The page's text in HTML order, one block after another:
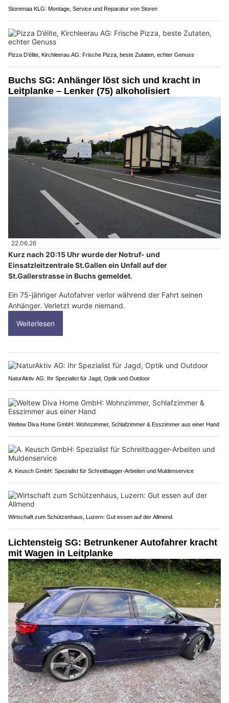
Storemaa KLG: Montage, Service und Reparatur von Storen
Pizza D’élite, Kirchleerau AG: Frische Pizza, beste Zutaten, echter Genuss
Buchs SG: Anhänger löst sich und kracht in
Leitplanke – Lenker (75) alkoholisiert
22.06.26
Kurz nach 20:15 Uhr wurde der Notruf- und
Einsatzleitzentrale St.Gallen ein Unfall auf der
St.Gallerstrasse in Buchs gemeldet.
Ein 75-jähriger Autofahrer verlor während der Fahrt seinen
Anhänger. Verletzt wurde niemand.
Weiterlesen
NaturAktiv AG: Ihr Spezialist für Jagd, Optik und Outdoor
Weltew Diva Home GmbH: Wohnzimmer, Schlafzimmer & Esszimmer aus einer Hand
A. Keusch GmbH: Spezialist für Schreitbagger-Arbeiten und Muldenservice
Wirtschaft zum Schützenhaus, Luzern: Gut essen auf der Allmend
Lichtensteig SG: Betrunkener Autofahrer kracht
mit Wagen in Leitplanke